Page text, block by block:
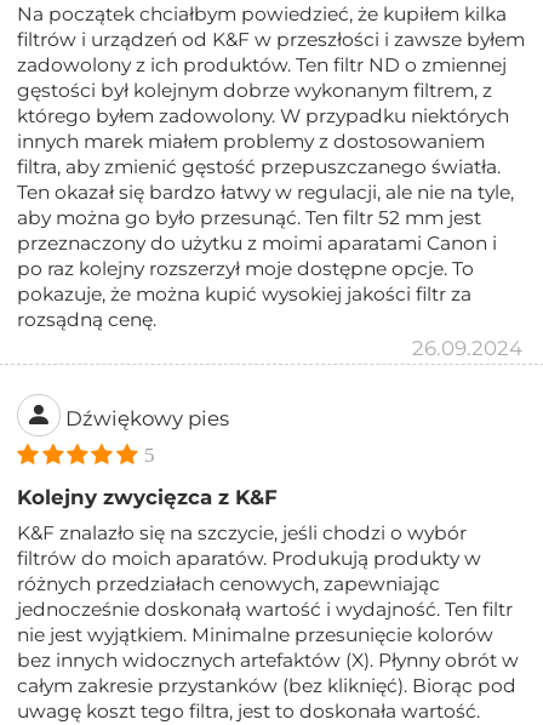
Na początek chciałbym powiedzieć, że kupiłem kilka
filtrów i urządzeń od K&F w przeszłości i zawsze byłem
zadowolony z ich produktów. Ten filtr ND o zmiennej
gęstości był kolejnym dobrze wykonanym filtrem, z
którego byłem zadowolony. W przypadku niektórych
innych marek miałem problemy z dostosowaniem
filtra, aby zmienić gęstość przepuszczanego światła.
Ten okazał się bardzo łatwy w regulacji, ale nie na tyle,
aby można go było przesunąć. Ten filtr 52 mm jest
przeznaczony do użytku z moimi aparatami Canon i
po raz kolejny rozszerzył moje dostępne opcje. To
pokazuje, że można kupić wysokiej jakości filtr za
rozsądną cenę.
26.09.2024
Dźwiękowy pies
5
Kolejny zwycięzca z K&F
K&F znalazło się na szczycie, jeśli chodzi o wybór
filtrów do moich aparatów. Produkują produkty w
różnych przedziałach cenowych, zapewniając
jednocześnie doskonałą wartość i wydajność. Ten filtr
nie jest wyjątkiem. Minimalne przesunięcie kolorów
bez innych widocznych artefaktów (X). Płynny obrót w
całym zakresie przystanków (bez kliknięć). Biorąc pod
uwagę koszt tego filtra, jest to doskonała wartość.